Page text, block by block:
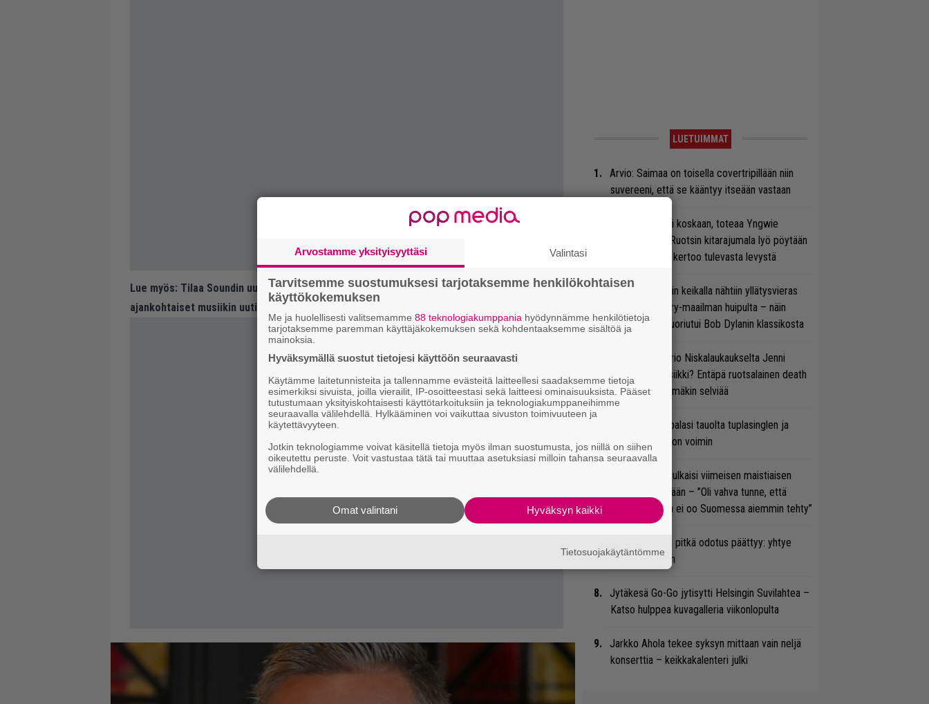
Lue myös: Tilaa Soundin uutiskirje ja tiedät mistä kahvitauolla puhutaan! Nappaa
ajankohtaiset musiikin uutiset ja puheenaiheet suoraan sähköpostiin tästä.
LUETUIMMAT
Arvio: Saimaa on toisella covertripillään niin
suvereeni, että se kääntyy itseään vastaan
Se on nyt tai ei koskaan, toteaa Yngwie
Malmsteen – Ruotsin kitarajumala lyö pöytään
uuden biisin ja kertoo tulevasta levystä
Guns N’ Rosesin keikalla nähtiin yllätysvieras
suoraan country-maailman huipulta – näin
kokoonpano suoriutui Bob Dylanin klassikosta
Miten taipuu Trio Niskalaukaukselta Jenni
Vartiaisen musiikki? Entäpä ruotsalainen death
metal? Pian tämäkin selviää
Blind Channel palasi tauolta tuplasinglen ja
näyttävän videon voimin
Marko Annala julkaisi viimeisen maistiaisen
soolodebyytiltään – ”Oli vahva tunne, että
tällaista musaa ei oo Suomessa aiemmin tehty”
Weezer-fanien pitkä odotus päättyy: yhtye
tulee Suomeen
Jytäkesä Go-Go jytisytti Helsingin Suvilahtea –
Katso hulppea kuvagalleria viikonlopulta
Jarkko Ahola tekee syksyn mittaan vain neljä
konserttia – keikkakalenteri julki
Arvostamme yksityisyyttäsi Valintasi
Tarvitsemme suostumuksesi tarjotaksemme henkilökohtaisen
käyttökokemuksen
Me ja huolellisesti valitsemamme 88 teknologiakumppania hyödynnämme henkilötietoja
tarjotaksemme paremman käyttäjäkokemuksen sekä kohdentaaksemme sisältöä ja
mainoksia.
Hyväksymällä suostut tietojesi käyttöön seuraavasti
Käytämme laitetunnisteita ja tallennamme evästeitä laitteellesi saadaksemme tietoja
esimerkiksi sivuista, joilla vierailit, IP-osoitteestasi sekä laitteesi ominaisuuksista. Pääset
tutustumaan yksityiskohtaisesti käyttötarkoituksiin ja teknologiakumppaneihimme
seuraavalla välilehdellä. Hylkääminen voi vaikuttaa sivuston toimivuuteen ja
käytettävyyteen.
Jotkin teknologiamme voivat käsitellä tietoja myös ilman suostumusta, jos niillä on siihen
oikeutettu peruste. Voit vastustaa tätä tai muuttaa asetuksiasi milloin tahansa seuraavalla
välilehdellä.
Hyväksyn kaikki
Omat valintani
Tietosuojakäytäntömme